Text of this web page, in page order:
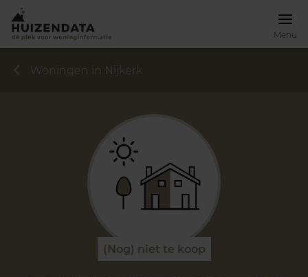
Menu
Woningen in Nijkerk
(Nog) niet te koop